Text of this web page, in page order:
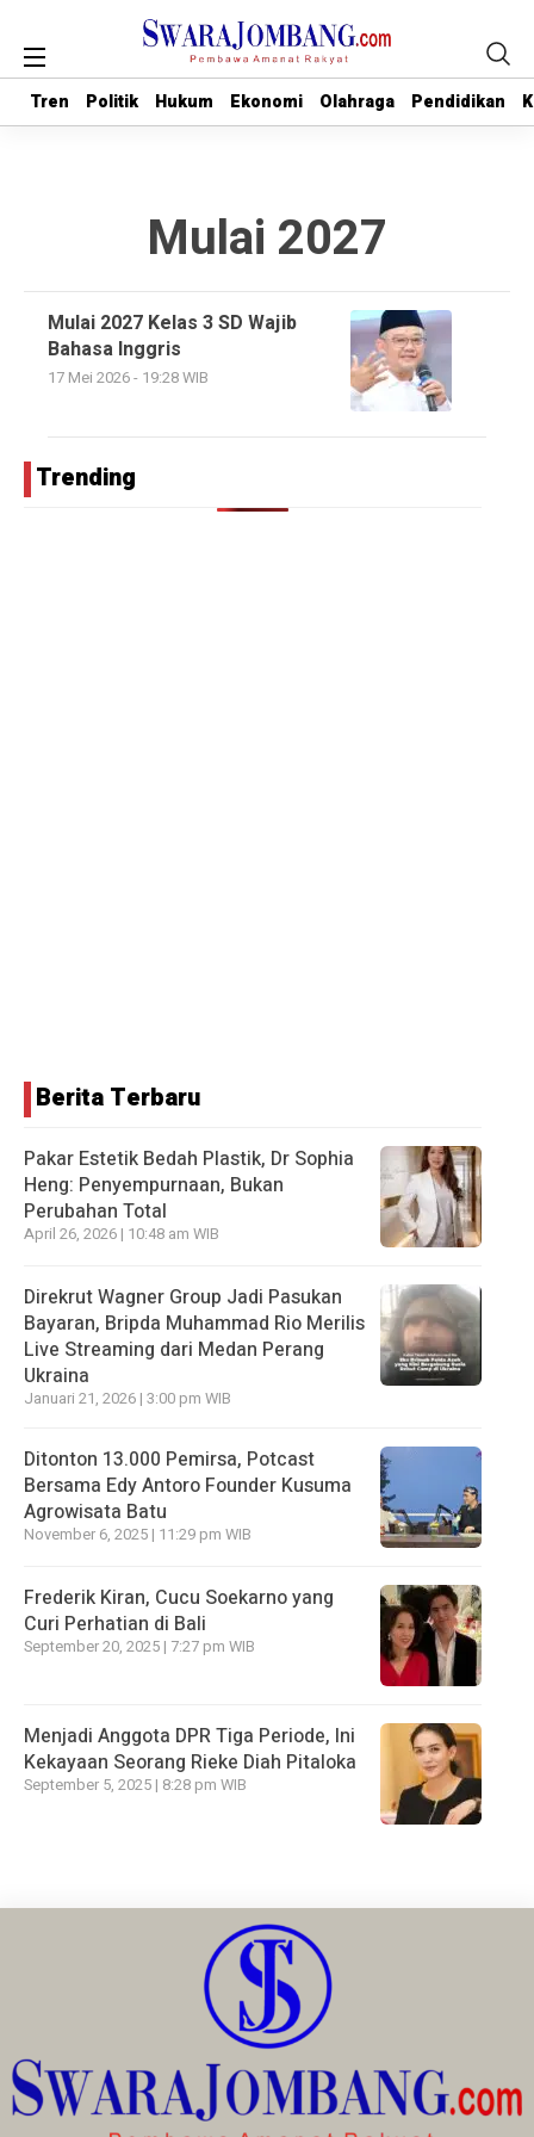
Tren Politik Hukum Ekonomi Olahraga Pendidikan
Tren Politik Hukum Ekonomi Olahraga Pendidikan
Mulai 2027
Mulai 2027 Kelas 3 SD Wajib
Bahasa Inggris
17 Mei 2026 - 19:28 WIB
Trending
Berita Terbaru
Pakar Estetik Bedah Plastik, Dr Sophia
Heng: Penyempurnaan, Bukan
Perubahan Total
April 26, 2026 | 10:48 am WIB
Direkrut Wagner Group Jadi Pasukan
Bayaran, Bripda Muhammad Rio Merilis
Live Streaming dari Medan Perang
Ukraina
Januari 21, 2026 | 3:00 pm WIB
Ditonton 13.000 Pemirsa, Potcast
Bersama Edy Antoro Founder Kusuma
Agrowisata Batu
November 6, 2025 | 11:29 pm WIB
Frederik Kiran, Cucu Soekarno yang
Curi Perhatian di Bali
September 20, 2025 | 7:27 pm WIB
Menjadi Anggota DPR Tiga Periode, Ini
Kekayaan Seorang Rieke Diah Pitaloka
September 5, 2025 | 8:28 pm WIB